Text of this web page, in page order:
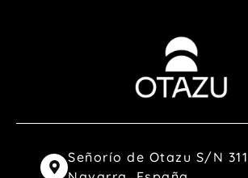
Señorío de Otazu S/N